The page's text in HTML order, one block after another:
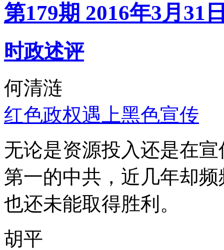
第179期 2016年3月31
时政述评
何清涟
红色政权遇上黑色宣传
无论是资源投入还是在
第一的中共，近几年却
也还未能取得胜利。
胡平